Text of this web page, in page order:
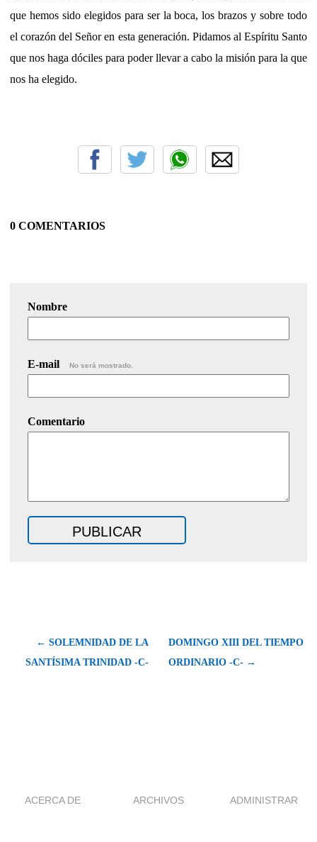
que hemos sido elegidos para ser la boca, los brazos y sobre todo
el corazón del Señor en esta generación. Pidamos al Espíritu Santo
que nos haga dóciles para poder llevar a cabo la misión para la que
nos ha elegido.
0 COMENTARIOS
Nombre
E-mail No será mostrado.
Comentario
← SOLEMNIDAD DE LA
SANTÍSIMA TRINIDAD -C-
DOMINGO XIII DEL TIEMPO
ORDINARIO -C- →
ACERCA DE ARCHIVOS ADMINISTRAR